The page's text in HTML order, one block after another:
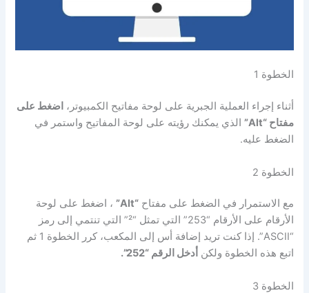
الخطوة 1
أثناء إجراء العملية الجبرية على لوحة مفاتيح الكمبيوتر، اضغط على
مفتاح“Alt”
الذي يمكنك رؤيته على لوحة المفاتيح واستمر في
الضغط عليه.
الخطوة 2
مع الاستمرار في الضغط على مفتاح“Alt”
، اضغط على لوحة
الأرقام على الأرقام “253” التي تمثل “²” التي تنتمي إلى رمز
“ASCII”. إذا كنت تريد إضافة أس إلى المكعب، كرر الخطوة 1 ثم
اتبع هذه الخطوة ولكن أدخل الرقم“252”.
الخطوة 3